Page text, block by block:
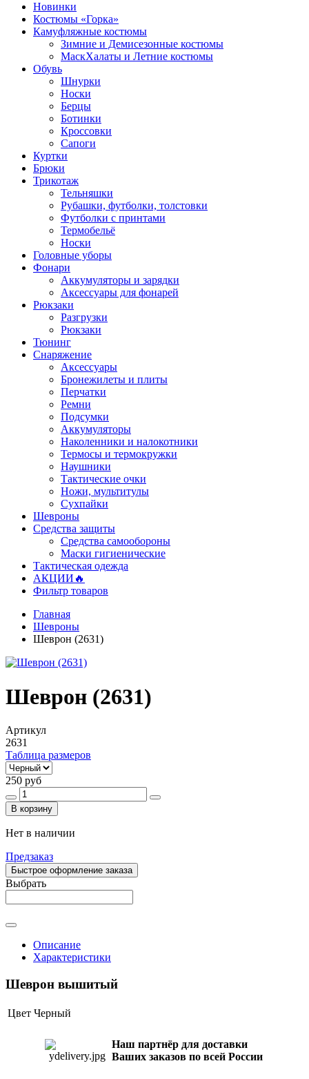
Новинки
Костюмы «Горка»
Камуфляжные костюмы
Зимние и Демисезонные костюмы
МаскХалаты и Летние костюмы
Обувь
Шнурки
Носки
Берцы
Ботинки
Кроссовки
Сапоги
Куртки
Брюки
Трикотаж
Тельняшки
Рубашки, футболки, толстовки
Футболки с принтами
Термобельё
Носки
Головные уборы
Фонари
Аккумуляторы и зарядки
Аксессуары для фонарей
Рюкзаки
Разгрузки
Рюкзаки
Тюнинг
Снаряжение
Аксессуары
Бронежилеты и плиты
Перчатки
Ремни
Подсумки
Аккумуляторы
Наколенники и налокотники
Термосы и термокружки
Наушники
Тактические очки
Ножи, мультитулы
Сухпайки
Шевроны
Средства защиты
Средства самообороны
Маски гигиенические
Тактическая одежда
АКЦИИ🔥
Фильтр товаров
Главная
Шевроны
Шеврон (2631)
Шеврон (2631)
Артикул
2631
Таблица размеров
250 руб
В корзину
Нет в наличии
Предзаказ
Быстрое оформление заказа
Выбрать
Описание
Характеристики
Шеврон вышитый
Цвет Черный
Наш партнёр для доставки
Ваших заказов по всей России